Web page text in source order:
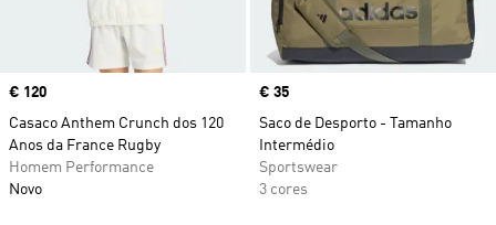
Price
€ 120
Casaco Anthem Crunch dos 120
Anos da France Rugby
Homem Performance
Novo
Price
€ 35
Saco de Desporto - Tamanho
Intermédio
Sportswear
3 cores